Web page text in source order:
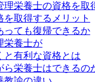
理栄養士の資格を取
を取得するメリット
っても復帰できるか
栄養士が
と有利な資格とは
ら栄養士はできるの